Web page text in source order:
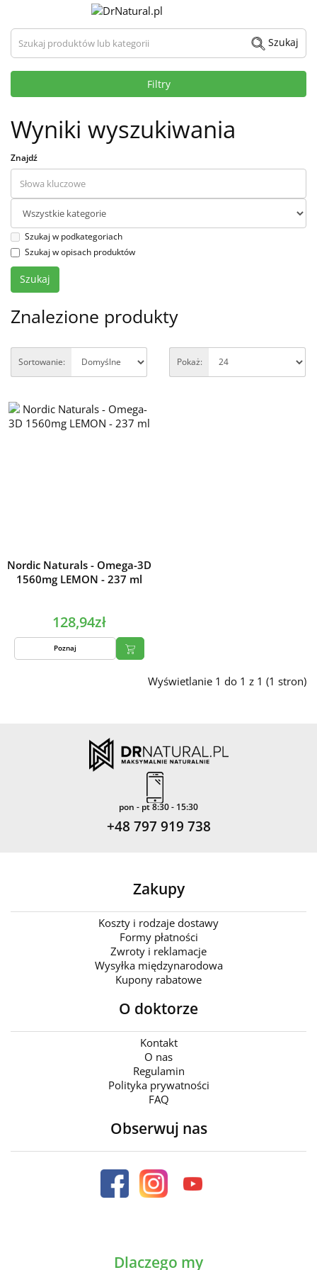
Szukaj produktów lub kategorii Szukaj
Filtry
Wyniki wyszukiwania
Znajdź
Szukaj w podkategoriach
Szukaj w opisach produktów
Znalezione produkty
Sortowanie: Pokaż:
Nordic Naturals - Omega-3D
1560mg LEMON - 237 ml
128,94zł
Poznaj
Wyświetlanie 1 do 1 z 1 (1 stron)
pon - pt 8:30 - 15:30
+48 797 919 738
Zakupy
Koszty i rodzaje dostawy
Formy płatności
Zwroty i reklamacje
Wysyłka międzynarodowa
Kupony rabatowe
O doktorze
Kontakt
O nas
Regulamin
Polityka prywatności
FAQ
Obserwuj nas
Dlaczego my